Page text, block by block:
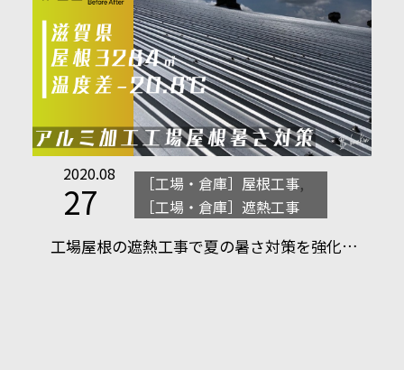
2020.08
27 ［工場・倉庫］屋根工事,
［工場・倉庫］遮熱工事
工場屋根の遮熱工事で夏の暑さ対策を強化…